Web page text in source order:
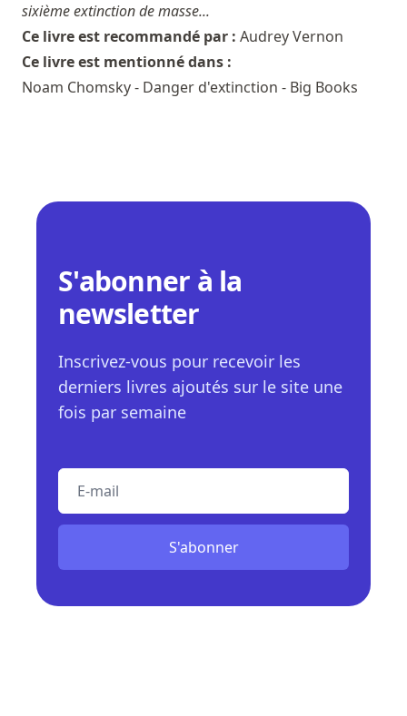
sixième extinction de masse...
Ce livre est recommandé par : Audrey Vernon
Ce livre est mentionné dans :
Noam Chomsky - Danger d'extinction - Big Books
S'abonner à la
newsletter
Inscrivez-vous pour recevoir les
derniers livres ajoutés sur le site une
fois par semaine
S'abonner